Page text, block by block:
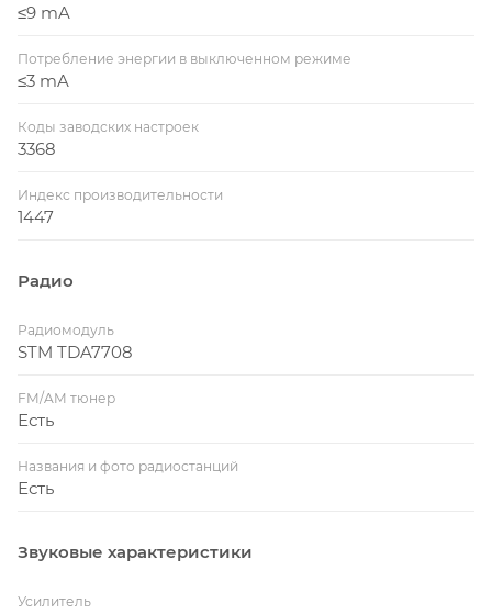
≤9 mA
Потребление энергии в выключенном режиме
≤3 mA
Коды заводских настроек
3368
Индекс производительности
1447
Радио
Радиомодуль
STM TDA7708
FM/AM тюнер
Есть
Названия и фото радиостанций
Есть
Звуковые характеристики
Усилитель